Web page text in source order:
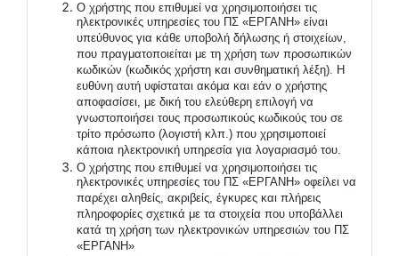
Ο χρήστης που επιθυμεί να χρησιμοποιήσει τις
ηλεκτρονικές υπηρεσίες του ΠΣ «ΕΡΓΑΝΗ» είναι
υπεύθυνος για κάθε υποβολή δήλωσης ή στοιχείων,
που πραγματοποιείται με τη χρήση των προσωπικών
κωδικών (κωδικός χρήστη και συνθηματική λέξη). Η
ευθύνη αυτή υφίσταται ακόμα και εάν ο χρήστης
αποφασίσει, με δική του ελεύθερη επιλογή να
γνωστοποιήσει τους προσωπικούς κωδικούς του σε
τρίτο πρόσωπο (λογιστή κλπ.) που χρησιμοποιεί
κάποια ηλεκτρονική υπηρεσία για λογαριασμό του.
Ο χρήστης που επιθυμεί να χρησιμοποιήσει τις
ηλεκτρονικές υπηρεσίες του ΠΣ «ΕΡΓΑΝΗ» οφείλει να
παρέχει αληθείς, ακριβείς, έγκυρες και πλήρεις
πληροφορίες σχετικά με τα στοιχεία που υποβάλλει
κατά τη χρήση των ηλεκτρονικών υπηρεσιών του ΠΣ
«ΕΡΓΑΝΗ»